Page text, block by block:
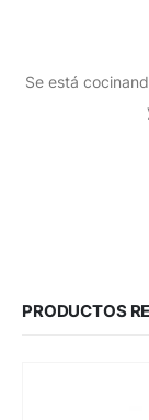
Se está
PRODUCTOS